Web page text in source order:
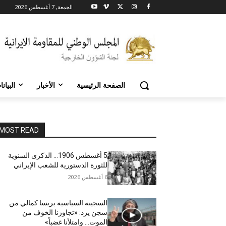
الجمعة, 7 أغسطس 2026
الصفحة الرئيسية الأخبار
READ
5 أغسطس 1906… الذكرى السنوية
للثورة الدستورية للشعب الإيراني
6 أغسطس 2026
السجينة السياسية بريسا كمالي من
سجن يزد: «تجاوزنا الخوف من
الموت… وامتلأنا غضباً»